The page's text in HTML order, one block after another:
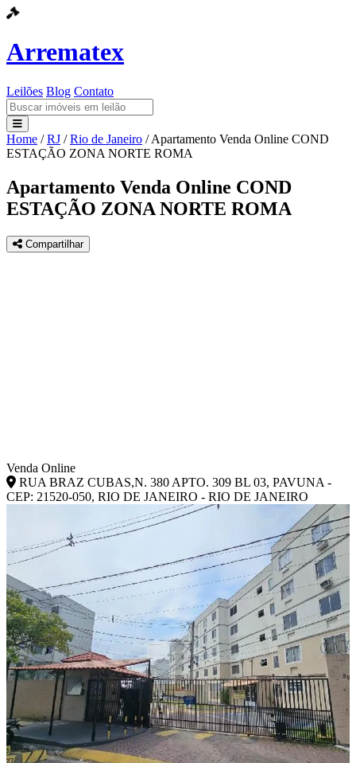
Arrematex
Leilões Blog Contato
Leilões
Blog
Contato
Home / RJ / Rio de Janeiro / Apartamento Venda Online COND
ESTAÇÃO ZONA NORTE ROMA
Apartamento Venda Online COND
ESTAÇÃO ZONA NORTE ROMA
Compartilhar
Venda Online
RUA BRAZ CUBAS,N. 380 APTO. 309 BL 03, PAVUNA -
CEP: 21520-050, RIO DE JANEIRO - RIO DE JANEIRO